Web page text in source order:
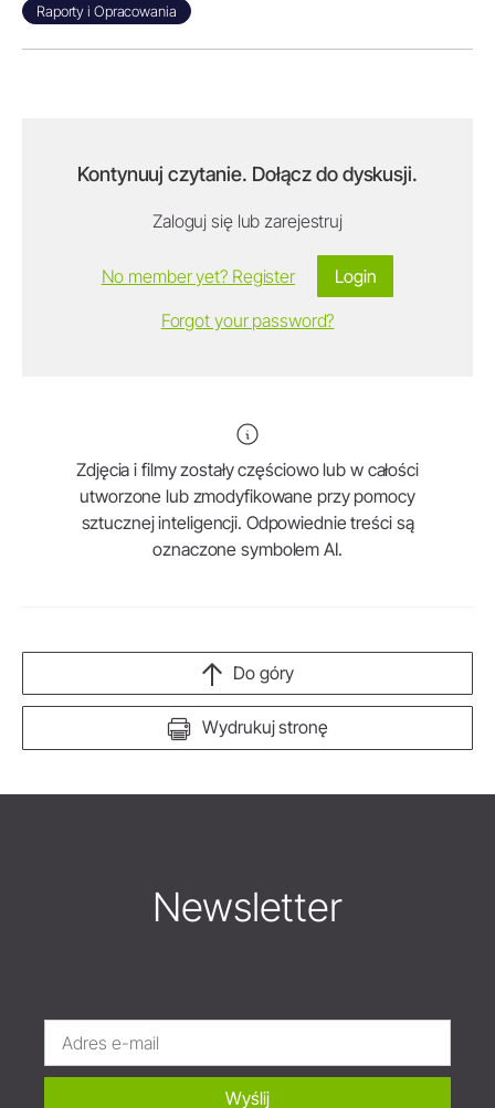
Raporty i Opracowania
Kontynuuj czytanie. Dołącz do dyskusji.
Zaloguj się lub zarejestruj
Login
No member yet? Register
Forgot your password?
Zdjęcia i filmy zostały częściowo lub w całości
utworzone lub zmodyfikowane przy pomocy
sztucznej inteligencji. Odpowiednie treści są
oznaczone symbolem AI.
Wydrukuj stronę
Do góry
Newsletter
Wyślij